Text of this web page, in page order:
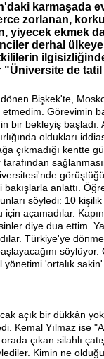
karmaşada
zorlanan,
yiyecek ekmek
derhal
"Üniversite de
Bişkek'te,
Görevimin
bir bekleyiş başladı.
oldukları
çıkmadığı kentte
tarafından
bakışlarla anlattı.
söyledi: 10
için açamadılar.
diye dua ettim.
Türkiye'ye
yönetimi 'ortalık
açık bir dükkân
Kemal Yılmaz ise
çıkan silahlı
Kimin ne